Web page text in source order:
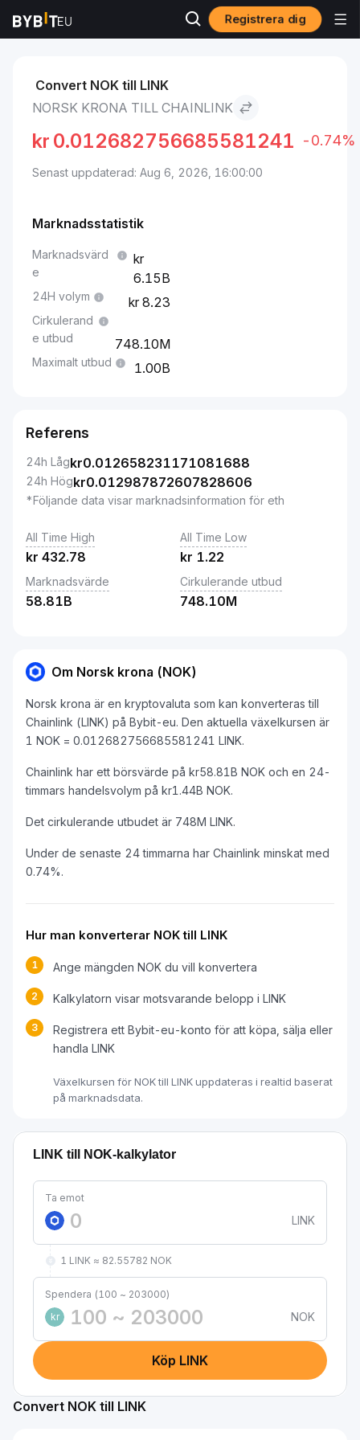
Registrera dig
Marknader Chainlink pris LINK Norsk krona to Chainlink
Convert NOK till LINK
NORSK KRONA TILL CHAINLINK
kr 0.012682756685581241 -0.74%
Senast uppdaterad: Aug 6, 2026, 16:00:00
Marknadsstatistik
Marknadsvärd
e
6.15B
24H volym 8.23
Cirkulerand
e utbud
748.10M
Maximalt utbud 1.00B
Referens
24h Lågkr0.012658231171081688
24h Högkr0.012987872607828606
*Följande data visar marknadsinformation för eth
All Time High
kr 432.78
All Time Low
kr 1.22
Marknadsvärde
58.81B
Cirkulerande utbud
748.10M
Om Norsk krona (NOK)
Norsk krona är en kryptovaluta som kan konverteras till
Chainlink (LINK) på Bybit-eu. Den aktuella växelkursen är
1 NOK = 0.012682756685581241 LINK.
Chainlink har ett börsvärde på kr58.81B NOK och en 24-
timmars handelsvolym på kr1.44B NOK.
Det cirkulerande utbudet är 748M LINK.
Under de senaste 24 timmarna har Chainlink minskat med
0.74%.
Hur man konverterar NOK till LINK
1 Ange mängden NOK du vill konvertera
2 Kalkylatorn visar motsvarande belopp i LINK
3
Registrera ett Bybit-eu-konto för att köpa, sälja eller
handla LINK
Växelkursen för NOK till LINK uppdateras i realtid baserat
på marknadsdata.
LINK till NOK-kalkylator
Ta emot
LINK
1 LINK ≈ 82.55782 NOK
Spendera (100 ~ 203000)
kr
NOK
Köp LINK
Convert NOK till LINK